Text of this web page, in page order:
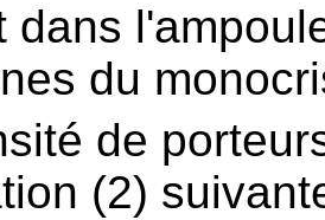
dans
du
de
(2)